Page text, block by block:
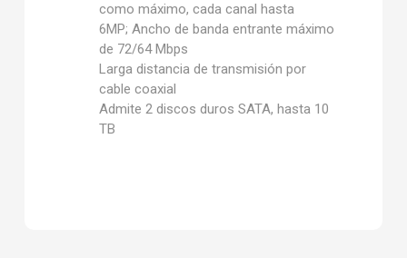
como máximo, cada canal hasta
6MP; Ancho de banda entrante máximo
de 72/64 Mbps
Larga distancia de transmisión por
cable coaxial
Admite 2 discos duros SATA, hasta 10
TB